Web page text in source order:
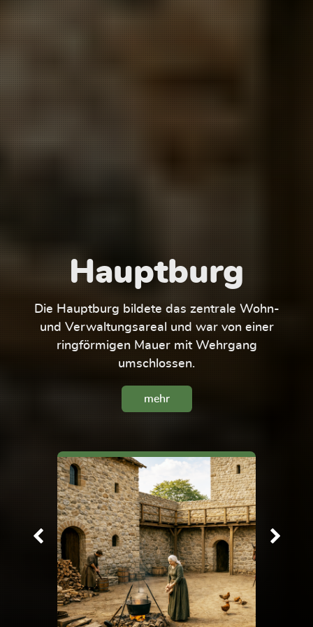
Hauptburg
Die Hauptburg bildete das zentrale Wohn-
und Verwaltungsareal und war von einer
ringförmigen Mauer mit Wehrgang
umschlossen.
mehr